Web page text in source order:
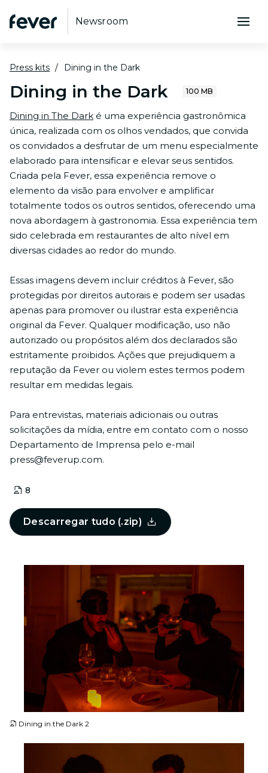
Newsroom
Press kits Dining in the Dark
Dining in the Dark 100 MB
Dining in The Dark é uma experiência gastronômica
única, realizada com os olhos vendados, que convida
os convidados a desfrutar de um menu especialmente
elaborado para intensificar e elevar seus sentidos.
Criada pela Fever, essa experiência remove o
elemento da visão para envolver e amplificar
totalmente todos os outros sentidos, oferecendo uma
nova abordagem à gastronomia. Essa experiência tem
sido celebrada em restaurantes de alto nível em
diversas cidades ao redor do mundo.
Essas imagens devem incluir créditos à Fever, são
protegidas por direitos autorais e podem ser usadas
apenas para promover ou ilustrar esta experiência
original da Fever. Qualquer modificação, uso não
autorizado ou propósitos além dos declarados são
estritamente proibidos. Ações que prejudiquem a
reputação da Fever ou violem estes termos podem
resultar em medidas legais.
Para entrevistas, materiais adicionais ou outras
solicitações da mídia, entre em contato com o nosso
Departamento de Imprensa pelo e-mail
press@feverup.com.
8
Descarregar tudo (.zip)
Dining in the Dark 2